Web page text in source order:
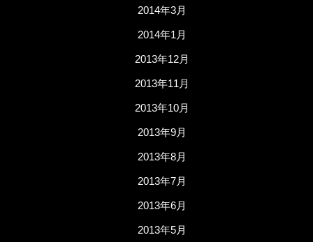
2014年3月
2014年1月
2013年12月
2013年11月
2013年10月
2013年9月
2013年8月
2013年7月
2013年6月
2013年5月